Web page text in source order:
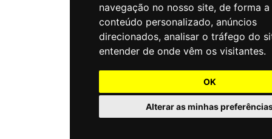
navegação no nosso site, de forma
conteúdo personalizado, anúncios
direcionados, analisar o tráfego do
entender de onde vêm os visitantes.
OK
Alterar as minhas